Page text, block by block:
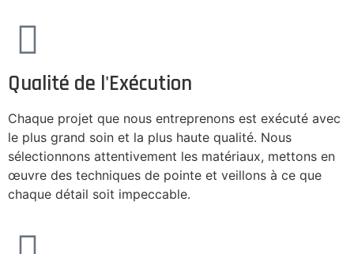
Qualité de l'Exécution
Chaque projet que nous entreprenons est exécuté avec
le plus grand soin et la plus haute qualité. Nous
sélectionnons attentivement les matériaux, mettons en
œuvre des techniques de pointe et veillons à ce que
chaque détail soit impeccable.